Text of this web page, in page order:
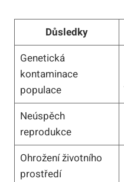
Důsledky
Genetická
kontaminace
populace
Neúspěch
reprodukce
Ohrožení životního
prostředí